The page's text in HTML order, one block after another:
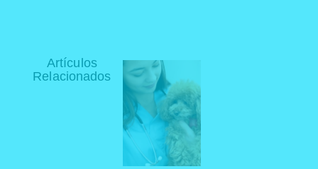
Artículos
Relacionados